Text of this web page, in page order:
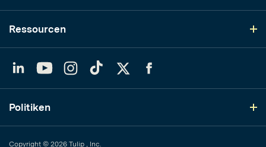
Ressourcen
YouTubeInstagram
TikTok
Politiken
Copyright © 2026 Tulip , Inc.